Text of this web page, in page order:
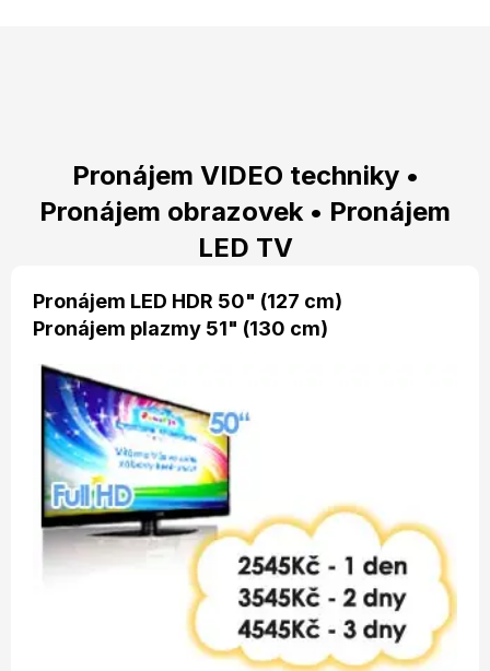
Pronájem VIDEO techniky •
Pronájem obrazovek • Pronájem
LED TV
Pronájem LED HDR 50" (127 cm)
Pronájem plazmy 51" (130 cm)